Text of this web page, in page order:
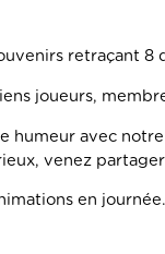
retraçant 8
joueurs,
humeur avec
venez
en